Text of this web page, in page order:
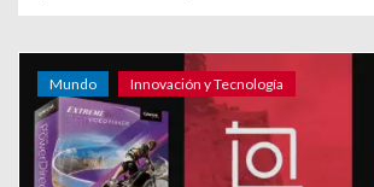
Mundo Innovación y Tecnología